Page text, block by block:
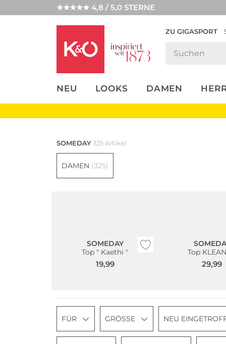
★★★★★ 4,8 / 5,0 STERNE
ZU GIGASPORT
NEU LOOKS DAMEN
UNSERE APP
CLICK &
SOMEDAY325 Artikel
DAMEN (325)
SOMEDAY
Top " Kaethi "
19,99
Top
29,99
FÜR GRÖSSE NEU